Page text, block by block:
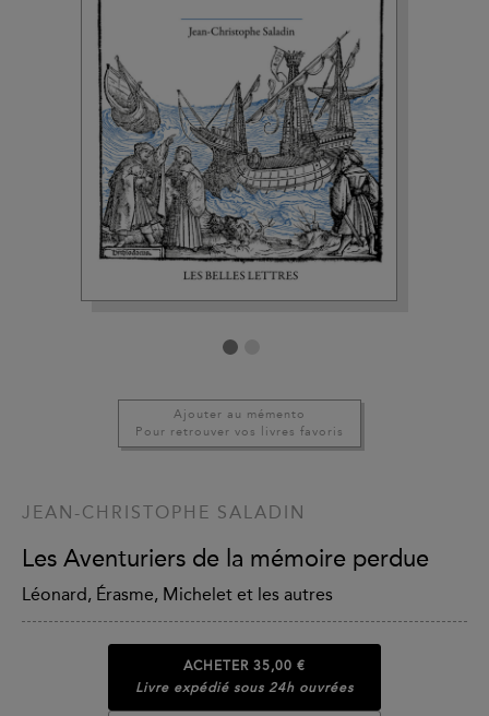
Ajouter au mémento
Pour retrouver vos livres favoris
JEAN-CHRISTOPHE SALADIN
Les Aventuriers de la mémoire perdue
Léonard, Érasme, Michelet et les autres
ACHETER 35,00 €
Livre expédié sous 24h ouvrées